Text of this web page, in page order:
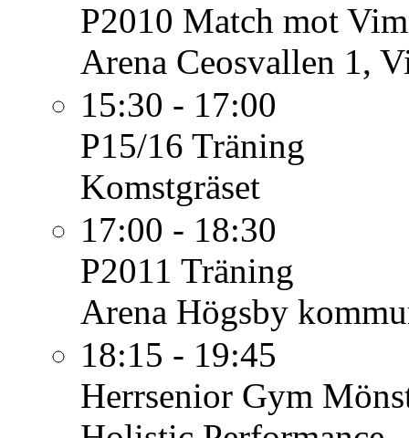
P2010 Match mot
Arena Ceosvallen 1,
15:30 - 17:00
P15/16 Träning
Komstgräset
17:00 - 18:30
P2011 Träning
Arena Högsby
18:15 - 19:45
Herrsenior Gym